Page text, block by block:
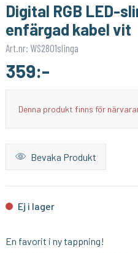
Digital RGB LED-
enfärgad kabel vit
Art.nr: WS2801slinga
359:-
Denna produkt finns för
Bevaka Produkt
Ej i lager
En favorit i ny tappning!